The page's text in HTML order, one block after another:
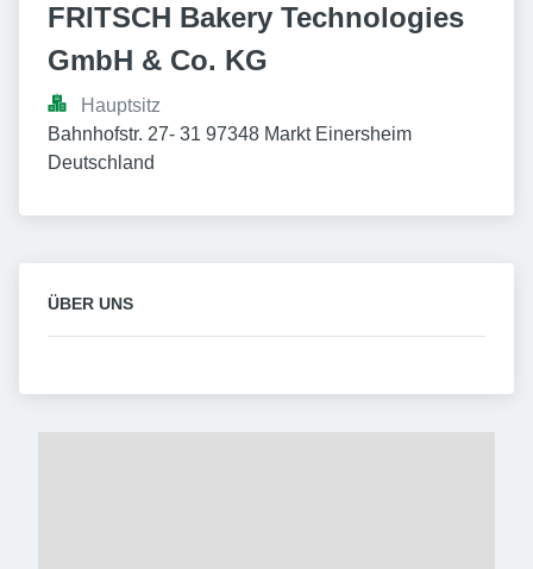
FRITSCH Bakery Technologies
GmbH & Co. KG
Hauptsitz
Bahnhofstr. 27- 31 97348 Markt Einersheim
Deutschland
ÜBER UNS